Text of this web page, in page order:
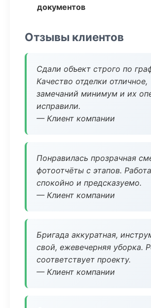
документов
Отзывы клиентов
Сдали объект строго по
Качество отделки отличное,
замечаний минимум и их
исправили.
— Клиент компании
Понравилась прозрачная
фотоотчёты с этапов.
спокойно и предсказуемо.
— Клиент компании
Бригада аккуратная,
свой, ежевечерняя уборка.
соответствует проекту.
— Клиент компании